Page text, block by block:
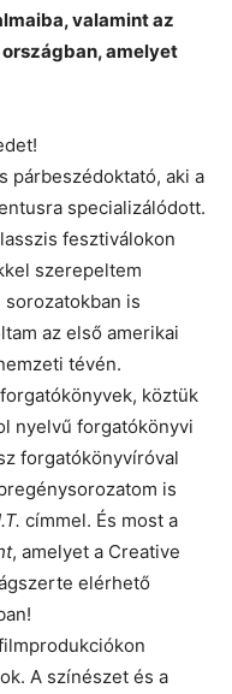
valamint az
amelyet
párbeszédoktató, aki a
specializálódott.
fesztiválokon
szerepeltem
is
az első amerikai
tévén.
köztük
nyelvű forgatókönyvi
forgatókönyvíróval
is
címmel. És most a
, amelyet a Creative
elérhető
A színészet és a